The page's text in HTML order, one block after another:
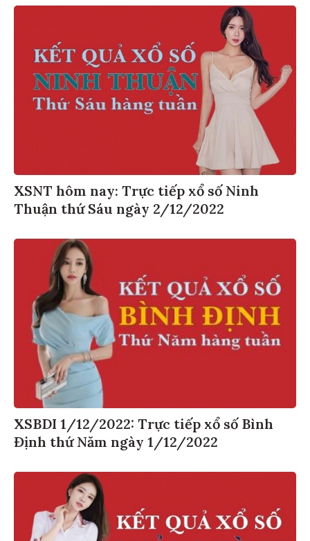
XSNT hôm nay: Trực tiếp xổ số Ninh
Thuận thứ Sáu ngày 2/12/2022
XSBDI 1/12/2022: Trực tiếp xổ số Bình
Định thứ Năm ngày 1/12/2022